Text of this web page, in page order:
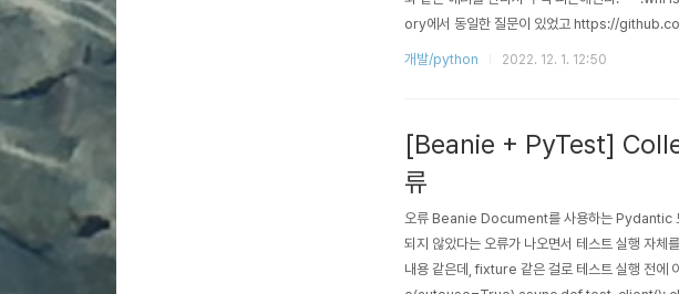
ory에서 동일한 질문이 있었고 https://
수 있었다. Linux/Mac $ pytho..
개발/python 2022. 12. 1. 12:50
[Beanie + PyTest]
류
오류 Beanie Document를 사용하는 Pydantic
되지 않았다는 오류가 나오면서 테스트 실행 자
내용 같은데, fixture 같은 걸로 테스트 실행 전